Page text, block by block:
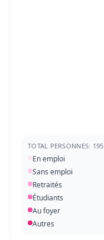
TOTAL PERSONNES: 195
En emploi
Sans emploi
Retraités
Étudiants
Au foyer
Autres